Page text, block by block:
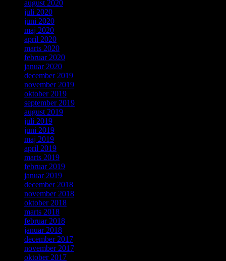
august 2020
juli 2020
juni 2020
maj 2020
april 2020
marts 2020
februar 2020
januar 2020
december 2019
november 2019
oktober 2019
september 2019
august 2019
juli 2019
juni 2019
maj 2019
april 2019
marts 2019
februar 2019
januar 2019
december 2018
november 2018
oktober 2018
marts 2018
februar 2018
januar 2018
december 2017
november 2017
oktober 2017